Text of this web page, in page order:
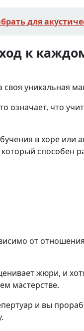
для
к
уникальная
означает, что
в хоре или
способен
от
жюри, и
мастерстве.
и вы